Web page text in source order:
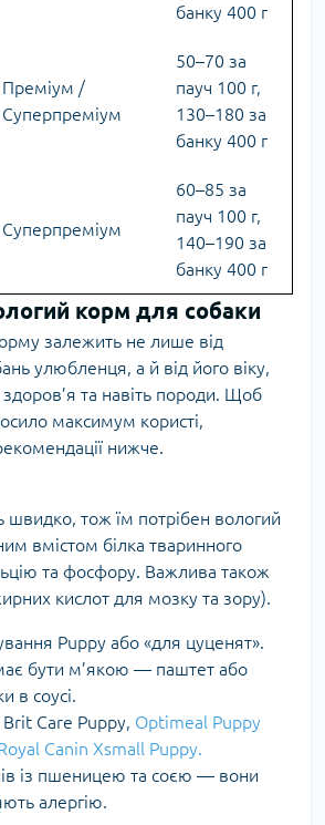
банку 400 г
Преміум /
Суперпреміум
50–70 за
пауч 100 г,
130–180 за
банку 400 г
Суперпреміум
60–85 за
пауч 100 г,
140–190 за
банку 400 г
корм для собаки
залежить не лише від
улюбленця, а й від його віку,
здоров’я та навіть породи. Щоб
максимум користі,
нижче.
швидко, тож їм потрібен вологий
вмістом білка тваринного
та фосфору. Важлива також
кислот для мозку та зору).
Puppy або «для цуценят».
бути м’якою — паштет або
в соусі.
Brit Care Puppy, Optimeal Puppy
Canin Xsmall Puppy.
із пшеницею та соєю — вони
алергію.